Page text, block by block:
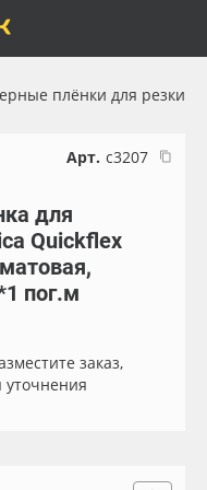
плёнки для резки
Арт. с3207
для
Quickflex
пог.м
заказ,
уточнения